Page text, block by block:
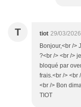
T tiot 29/03/
Bonjour,<br />
?<br /> <br />
bloqué par
frais.<br /> <br
<br /> Bon
TIOT